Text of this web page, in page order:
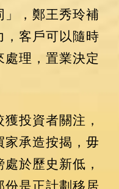
」，鄭王秀玲補
，客戶可以隨時
理，置業決定
投資者關注，
家承造按揭，毋
於歷史新低，
份是正計劃移居